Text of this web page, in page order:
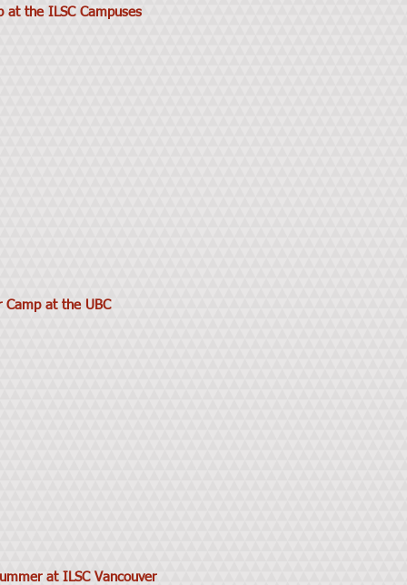
at the ILSC Campuses
Camp at the UBC
at ILSC Vancouver